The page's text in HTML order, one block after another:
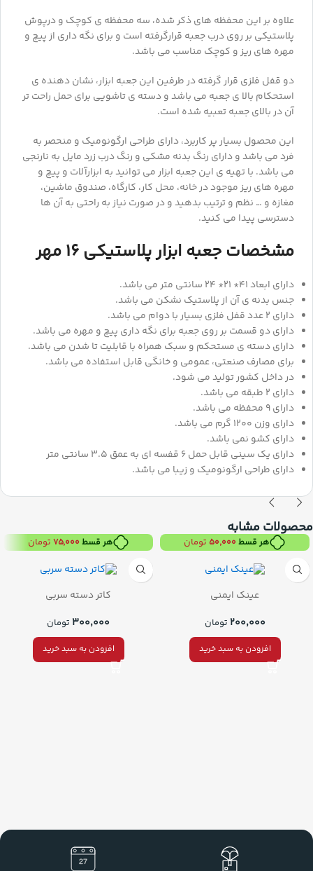
علاوه بر این محفظه های ذکر شده، سه محفظه‌ ی کوچک و درپوش
پلاستیکی بر روی درب جعبه قرارگرفته است و برای نگه داری از پیچ و
مهره های ریز و کوچک مناسب می باشد.
دو قفل فلزی قرار گرفته در طرفین این جعبه ابزار، نشان دهنده ی
استحکام بالا ی جعبه می باشد و دسته‌ ی تاشویی برای حمل راحت ‌تر
آن در بالای جعبه تعبیه‌ شده است.
این محصول بسیار پر کاربرد، دارای طراحی ارگونومیک و منحصر به
فرد می باشد و دارای رنگ بدنه مشکی و رنگ درب زرد مایل به نارنجی
می باشد. با تهیه ی این جعبه ابزار می توانید به ابزارآلات و پیچ و
مهره های ریز موجود در خانه، محل کار، کارگاه، صندوق ماشین،
مغازه و … نظم و ترتیب بدهید و در صورت نیاز به راحتی به آن ها
دسترسی پیدا می کنید.
مشخصات جعبه ابزار پلاستیکی 16 مهر
دارای ابعاد 41* 21* 24 سانتی متر می باشد.
جنس بدنه ی آن از پلاستیک نشکن می باشد.
دارای 2 عدد قفل فلزی بسیار با دوام می باشد.
دارای دو قسمت بر روی جعبه برای نگه داری پیچ و مهره می باشد.
دارای دسته ی مستحکم و سبک همراه با قابلیت تا شدن می باشد.
برای مصارف صنعتی، عمومی و خانگی قابل استفاده می باشد.
در داخل کشور تولید می شود.
دارای 2 طبقه می باشد.
دارای 9 محفظه می باشد.
دارای وزن 1200 گرم می باشد.
دارای کشو نمی باشد.
دارای یک سینی قابل حمل 6 قفسه‌ ای به عمق 3.5 سانتی ‌متر
دارای طراحی ارگونومیک و زیبا می باشد.
محصولات مشابه
هر قسط۵۰,۰۰۰ تومان
عینک ایمنی
۲۰۰,۰۰۰ تومان
افزودن به سبد خرید
هر قسط۷۵,۰۰۰ تومان
کاتر دسته سربی
۳۰۰,۰۰۰ تومان
افزودن به سبد خرید